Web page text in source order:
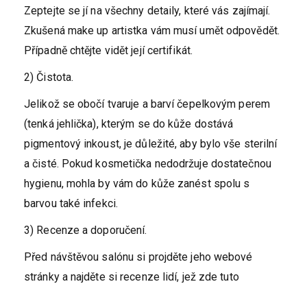
Zeptejte se jí na všechny detaily, které vás zajímají.
Zkušená make up artistka vám musí umět odpovědět.
Případně chtějte vidět její certifikát.
2) Čistota.
Jelikož se obočí tvaruje a barví čepelkovým perem
(tenká jehlička), kterým se do kůže dostává
pigmentový inkoust, je důležité, aby bylo vše sterilní
a čisté. Pokud kosmetička nedodržuje dostatečnou
hygienu, mohla by vám do kůže zanést spolu s
barvou také infekci.
3) Recenze a doporučení.
Před návštěvou salónu si projděte jeho webové
stránky a najděte si recenze lidí, jež zde tuto